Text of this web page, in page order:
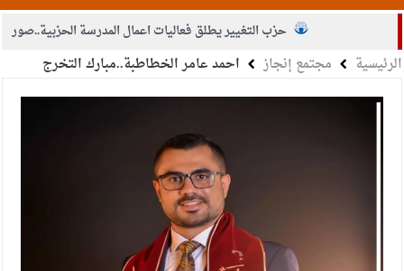
حزب التغيير يطلق فعاليات اعمال المدرسة الحزبية..صور
الجيش يفتح باب التجنيد لحملة البكالوريوس في الحقوق والقانون
بيان اجتماع عمّان:دعم الوصاية الهاشمية التاريخية على المقدسات
الإسلامية والمسيحية
النواب يقر مشروع تعديل قانون الملكية العقارية
القاضي يلتقي رؤساء تحرير الصحف اليومية ويؤكد حرص مجلس
الرئيسية مجتمع إنجاز احمد عامر الخطاطبة..مبارك التخرج